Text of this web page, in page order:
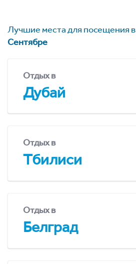
Лучшие места для посещения в
Сентябре
Отдых в
Дубай
Отдых в
Тбилиси
Отдых в
Белград